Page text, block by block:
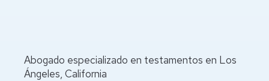
Abogado especializado en testamentos en Los
Ángeles, California